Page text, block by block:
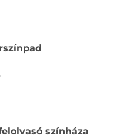
színháza